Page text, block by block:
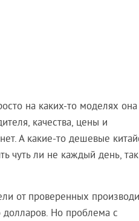
на каких-то моделях она
качества, цены и
А какие-то дешевые
чуть ли не каждый день,
от проверенных
долларов. Но проблема с